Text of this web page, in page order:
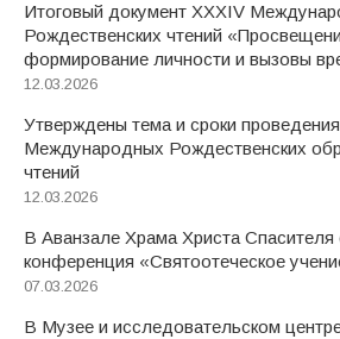
Итоговый документ XXХIV
Рождественских чтений
формирование личности и вызовы
12.03.2026
Утверждены тема и сроки
Международных Рождественских
чтений
12.03.2026
В Аванзале Храма Христа Спасителя
конференция «Святоотеческое
07.03.2026
В Музее и исследовательском